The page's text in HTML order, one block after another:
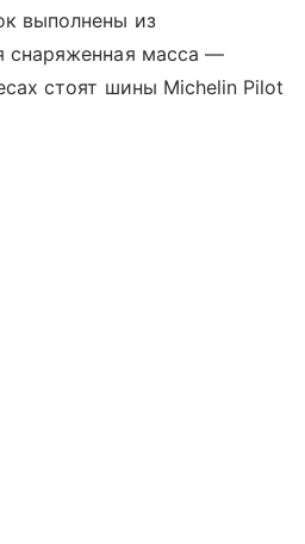
выполнены из
снаряженная масса —
стоят шины Michelin Pilot